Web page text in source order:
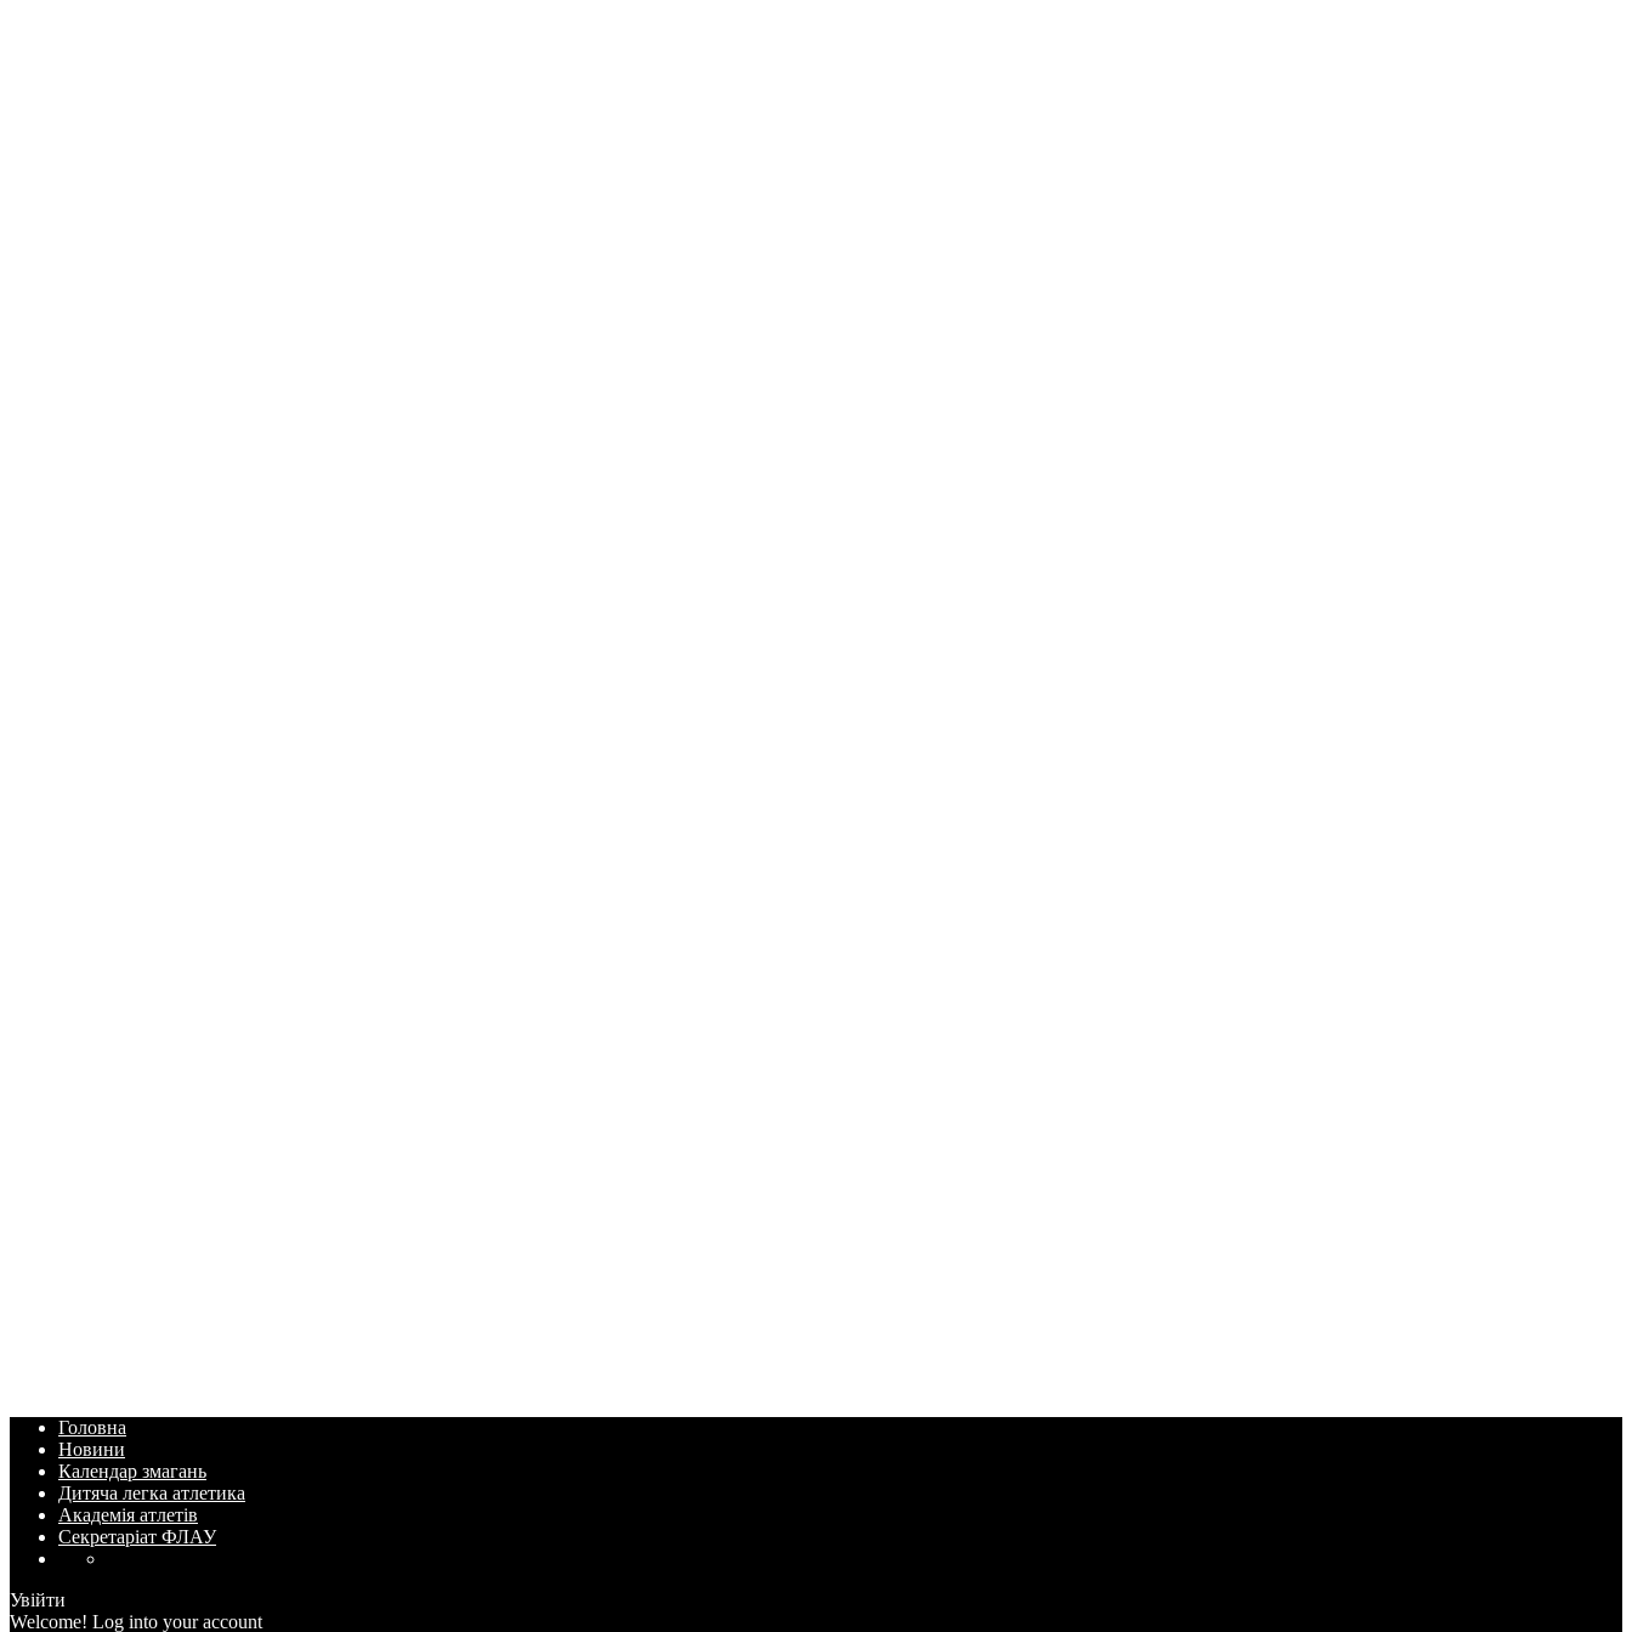
Головна
Новини
Календар змагань
Дитяча легка атлетика
Академія атлетів
Секретаріат ФЛАУ
Увійти
Welcome! Log into your account